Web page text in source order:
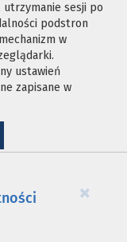
sesji po
podstron
w
ustawień
zapisane w
×